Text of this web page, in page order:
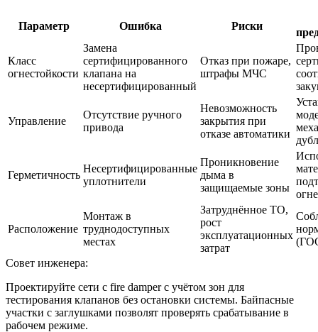
Параметр Ошибка Риски
Класс
огнестойкости
Замена
сертифицированного
клапана на
несертифицированный
Отказ при пожаре,
штрафы МЧС
Управление
Отсутствие ручного
привода
Невозможность
закрытия при
отказе автоматики
Герметичность
Несертифицированные
уплотнители
Проникновение
дыма в
защищаемые зоны
Расположение
Монтаж в
труднодоступных
местах
Затруднённое ТО,
рост
эксплуатационных
затрат
Совет инженера:
Проектируйте сети с fire damper с учётом зон для
тестирования клапанов без остановки системы. Байпасные
участки с заглушками позволят проверять срабатывание в
рабочем режиме.